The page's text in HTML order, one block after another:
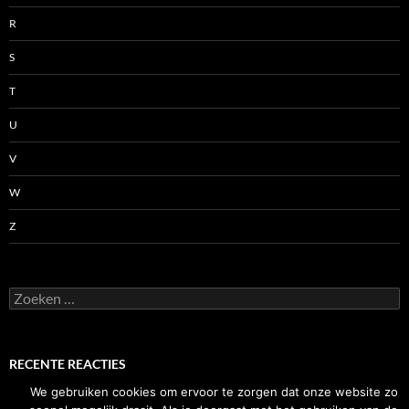
R
S
T
U
V
W
Z
Zoeken
naar:
RECENTE REACTIES
We gebruiken cookies om ervoor te zorgen dat onze website zo